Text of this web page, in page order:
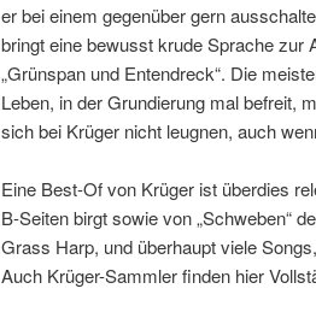
er bei einem gegenüber gern
bringt eine bewusst krude Sprache zur
„Grünspan und Entendreck“. Die
Leben, in der Grundierung mal befreit,
sich bei Krüger nicht leugnen, auch
Eine Best-Of von Krüger ist überdies
B-Seiten birgt sowie von „Schweben“
Grass Harp, und überhaupt viele
Auch Krüger-Sammler finden hier